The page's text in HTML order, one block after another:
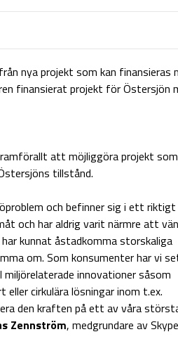
nya projekt som kan finansieras
finansierat projekt för Östersjön
att möjliggöra projekt
tillstånd.
och befinner sig i ett
och har aldrig varit närmre att
kunnat åstadkomma storskaliga
om. Som konsumenter har vi
innovationer såsom
cirkulära lösningar inom t.ex.
den kraften på ett av våra
Zennström, medgrundare av